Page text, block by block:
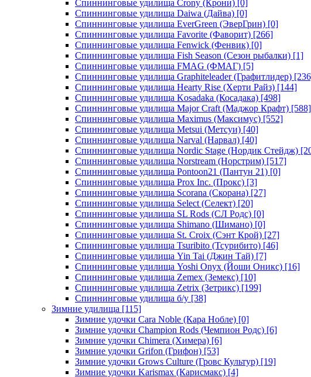
Спиннинговые удилища Crony (Крони) [0]
Спиннинговые удилища Daiwa (Дайва) [0]
Спиннинговые удилища EverGreen (ЭверГрин) [0]
Спиннинговые удилища Favorite (Фаворит) [266]
Спиннинговые удилища Fenwick (Фенвик) [0]
Спиннинговые удилища Fish Season (Сезон рыбалки) [1]
Спиннинговые удилища FMAG (ФМАГ) [5]
Спиннинговые удилища Graphiteleader (Графитлидер)
Спиннинговые удилища Hearty Rise (Херти Райз) [144]
Спиннинговые удилища Kosadaka (Косадака) [498]
Спиннинговые удилища Major Craft (Маджор Крафт) [588]
Спиннинговые удилища Maximus (Максимус) [552]
Спиннинговые удилища Metsui (Метсуи) [40]
Спиннинговые удилища Narval (Нарвал) [40]
Спиннинговые удилища Nordic Stage (Нордик Стейдж)
Спиннинговые удилища Norstream (Норстрим) [517]
Спиннинговые удилища Pontoon21 (Пантун 21) [0]
Спиннинговые удилища Prox Inc. (Прокс) [3]
Спиннинговые удилища Scorana (Скорана) [27]
Спиннинговые удилища Select (Селект) [20]
Спиннинговые удилища SL Rods (СЛ Родс) [0]
Спиннинговые удилища Shimano (Шимано) [0]
Спиннинговые удилища St. Croix (Сэнт Крой) [27]
Спиннинговые удилища Tsuribito (Тсурибито) [46]
Спиннинговые удилища Yin Tai (Джин Тай) [7]
Спиннинговые удилища Yoshi Onyx (Йоши Оникс) [16]
Спиннинговые удилища Zemex (Земекс) [10]
Спиннинговые удилища Zetrix (Зетрикс) [199]
Спиннинговые удилища б/у [38]
Зимние удилища [115]
Зимние удочки Cara Noble (Кара Нобле) [0]
Зимние удочки Champion Rods (Чемпион Родс) [6]
Зимние удочки Chimera (Химера) [6]
Зимние удочки Grifon (Грифон) [53]
Зимние удочки Grows Culture (Гровс Культур) [19]
Зимние удочки Karismax (Карисмакс) [4]